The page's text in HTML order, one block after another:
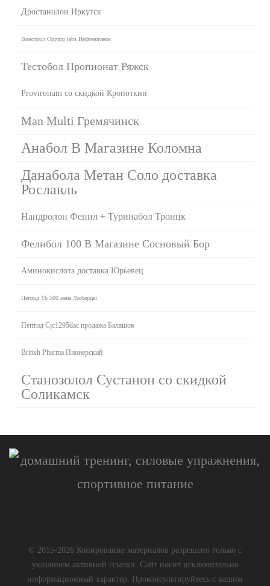
Дростанолон Иркутск
Винстрол Opymp labs Нефтеюганск
Тестобол Пропионат Ряжск
Provironum со скидкой Кропоткин
Man Multi Гремячинск
Анабол В Магазине Коломна
Данабола Метан Соло доставка
Рославль
Нандролон Фенил + Туринабол Троицк
Фелибол 100 В Магазине Сосновый Бор
Аминокислота доставка Юрьевец
Пептид Tb 500 цена Люберцы
Пептид Cjc1295dac продажа Балашов
British Pharma Пионерский
Станозолол Сустанон со скидкой
Соликамск
© 2015-2026 Копирование материалов разрешено только с
указанием активной ссылки. Сайт носит исключительно
информационный характер. Проконсультируйтесь с вашим